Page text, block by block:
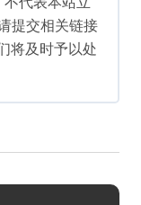
提交相关链接
将及时予以处